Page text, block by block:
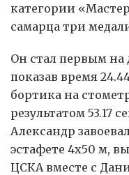
категории
самарца три
Он стал первым на
показав время
бортика на
результатом 53.17
Александр
эстафете 4х50 м,
ЦСКА вместе с